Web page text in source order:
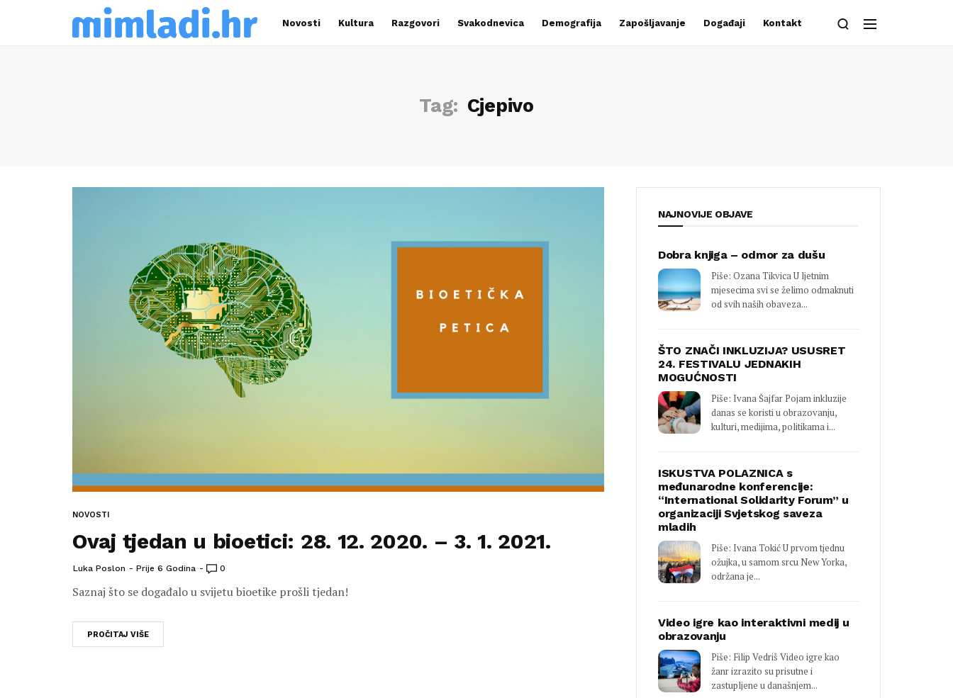
Novosti Kultura Razgovori Svakodnevica Demografija Zapošljavanje Događaji Kontakt
Tag: Cjepivo
NOVOSTI
Ovaj tjedan u bioetici: 28. 12. 2020. – 3. 1. 2021.
Luka Poslon Prije 6 Godina 0
Saznaj što se događalo u svijetu bioetike prošli tjedan!
PROČITAJ VIŠE
NAJNOVIJE OBJAVE
Dobra knjiga – odmor za dušu
Piše: Ozana Tikvica U ljetnim
mjesecima svi se želimo odmaknuti
od svih naših obaveza...
ŠTO ZNAČI INKLUZIJA? USUSRET
24. FESTIVALU JEDNAKIH
MOGUĆNOSTI
Piše: Ivana Šajfar Pojam inkluzije
danas se koristi u obrazovanju,
kulturi, medijima, politikama i...
ISKUSTVA POLAZNICA s
međunarodne konferencije:
“International Solidarity Forum” u
organizaciji Svjetskog saveza
mladih
Piše: Ivana Tokić U prvom tjednu
ožujka, u samom srcu New Yorka,
održana je...
Video igre kao interaktivni medij u
obrazovanju
Piše: Filip Vedriš Video igre kao
žanr izrazito su prisutne i
zastupljene u današnjem...